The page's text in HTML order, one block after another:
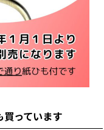
買っています